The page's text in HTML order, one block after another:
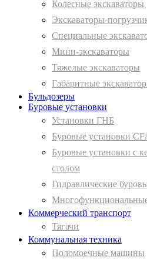
Колесные экскаваторы
Экскаваторы-
Специальные
Мини-экскаваторы
Тяжелые экскаваторы
Габаритные
Бульдозеры
Буровые установки
Установки ГНБ
Буровые установки
Буровые установки с
столом
Гидравлические
Коммерческий транспорт
Тягачи
Коммунальная техника
Поломоечные машины